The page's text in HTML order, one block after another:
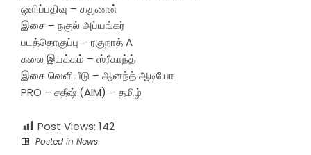
ஒளிப்பதிவு – சுகுணன்
இசை – நகுல் அப்யங்கர்
படத்தொகுப்பு – ரகுநாத் A
கலை இயக்கம் – ஸ்ரீகாந்த்
இசை வெளியீடு – ஆனந்த் ஆடியோ
PRO – சதீஷ் (AIM) – தமிழ்
Post Views: 142
Posted in News